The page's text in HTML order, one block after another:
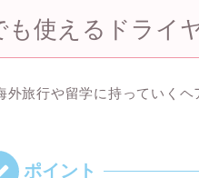
も使えるドライ
外旅行や留学に持っていくヘ